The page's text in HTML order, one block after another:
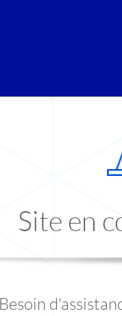
Site en
Besoin